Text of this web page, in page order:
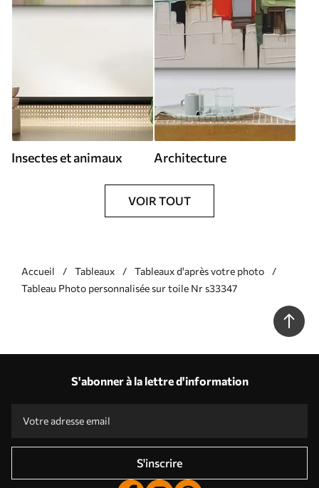
Insectes et animaux Architecture
VOIR TOUT
Accueil Tableaux
Tableaux d'après votre photo
Tableau Photo personnalisée sur toile Nr s33347
S'abonner à la lettre d'information
S'inscrire